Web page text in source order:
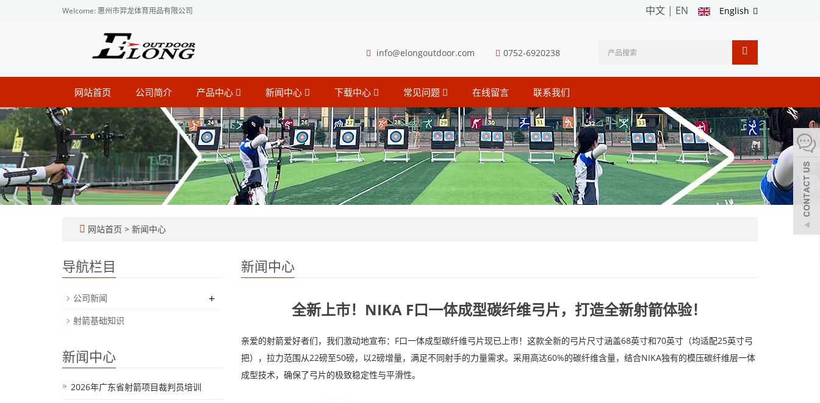
Welcome: 惠州市羿龙体育用品有限公司 English
中文 | EN
info@elongoutdoor.com 0752-6920238
网站首页 公司简介 产品中心 新闻中心 下载中心 常见问题 在线留言 联系我们
网站首页 > 新闻中心
新闻中心
全新上市！NIKA F口一体成型碳纤维弓片，打造全新射箭体验！
亲爱的射箭爱好者们，我们激动地宣布：F口一体成型碳纤维弓片现已上市！这款全新的弓片尺寸涵盖68英寸和70英寸（均适配25英寸弓
把），拉力范围从22磅至50磅，以2磅增量，满足不同射手的力量需求。采用高达60%的碳纤维含量，结合NIKA独有的模压碳纤维层一体
成型技术，确保了弓片的极致稳定性与平滑性。
导航栏目
公司新闻 +
射箭基础知识
新闻中心
2026年广东省射箭项目裁判员培训